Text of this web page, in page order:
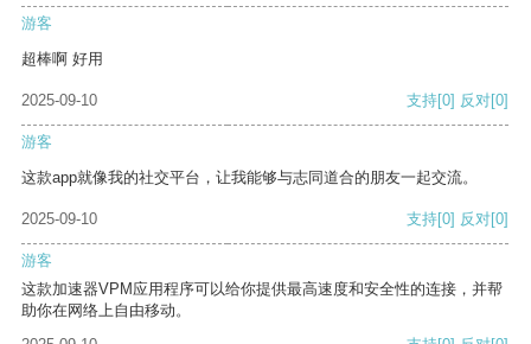
游客
超棒啊 好用
2025-09-10 支持[0] 反对[0]
游客
这款app就像我的社交平台，让我能够与志同道合的朋友一起交流。
2025-09-10 支持[0] 反对[0]
游客
这款加速器VPM应用程序可以给你提供最高速度和安全性的连接，并帮
助你在网络上自由移动。